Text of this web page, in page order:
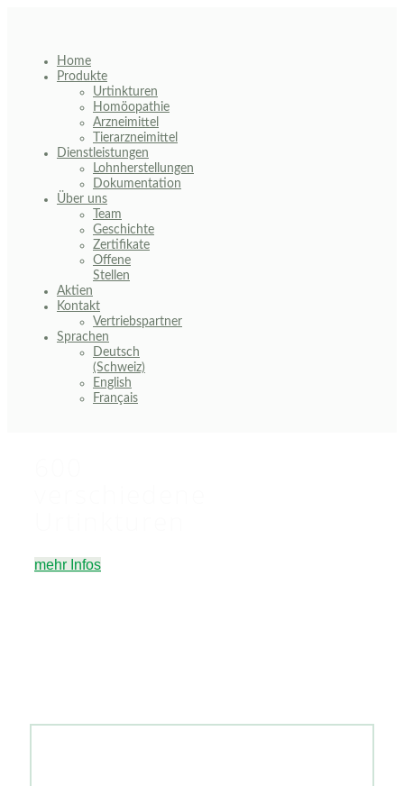
Home
Produkte
Urtinkturen
Homöopathie
Arzneimittel
Tierarzneimittel
Dienstleistungen
Lohnherstellungen
Dokumentation
Über uns
Team
Geschichte
Zertifikate
Offene
Stellen
Aktien
Kontakt
Vertriebspartner
Sprachen
Deutsch
(Schweiz)
English
Français
mehr Infos